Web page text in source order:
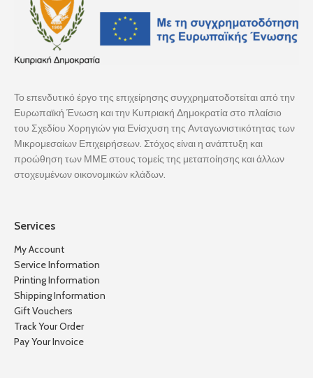
Το επενδυτικό έργο της επιχείρησης συγχρηματοδοτείται από την
Ευρωπαϊκή Ένωση και την Κυπριακή Δημοκρατία στο πλαίσιο
του Σχεδίου Χορηγιών για Ενίσχυση της Ανταγωνιστικότητας των
Μικρομεσαίων Επιχειρήσεων. Στόχος είναι η ανάπτυξη και
προώθηση των ΜΜΕ στους τομείς της μεταποίησης και άλλων
στοχευμένων οικονομικών κλάδων.
Services
My Account
Service Information
Printing Information
Shipping Information
Gift Vouchers
Track Your Order
Pay Your Invoice